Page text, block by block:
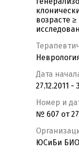
возрасте
Дата
27.12.2011 -
Номер и
№ 607 от
ЮСиБи